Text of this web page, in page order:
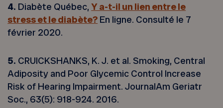
4. Diabète Québec,Y a-t-il un lien entre le
stress et le diabète? En ligne. Consulté le 7
février 2020.
5. CRUICKSHANKS, K. J. et al. Smoking, Central
Adiposity and Poor Glycemic Control Increase
Risk of Hearing Impairment. JournalAm Geriatr
Soc., 63(5): 918-924. 2016.